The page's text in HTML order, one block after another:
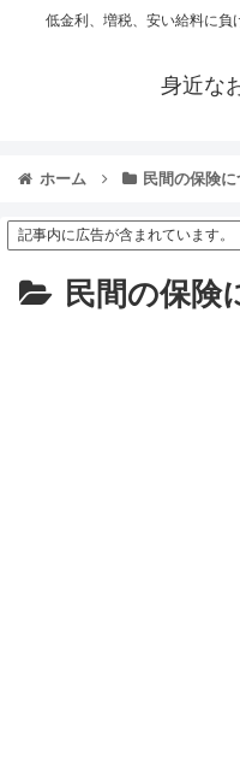
低金利、増税、安い給料に負
身近な
ホーム 民間の保険
記事内に広告が含まれています。
民間の保険